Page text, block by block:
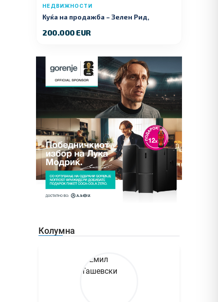
НЕДВИЖНОСТИ
Куќа на продажба – Зелeн Рид,
200.000 EUR
Колумна